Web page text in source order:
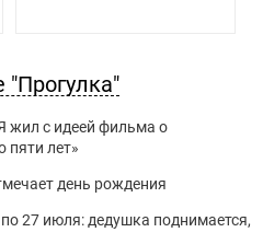
жил с идеей фильма о
пяти лет»
день рождения
27 июля: дедушка поднимается,